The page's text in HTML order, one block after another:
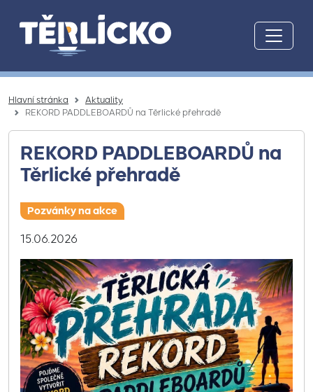
Hlavní stránka
Aktuality
REKORD PADDLEBOARDŮ na Těrlické přehradě
REKORD PADDLEBOARDŮ na
Těrlické přehradě
Pozvánky na akce
15.06.2026